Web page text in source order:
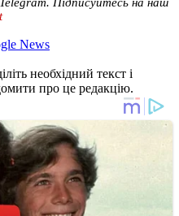
News
необхідний текст і
про це редакцію.